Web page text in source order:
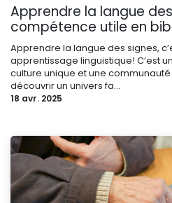
Apprendre la langue
compétence utile en
Apprendre la langue des signes,
apprentissage linguistique! C’est
culture unique et une
découvrir un univers fa...
18 avr. 2025